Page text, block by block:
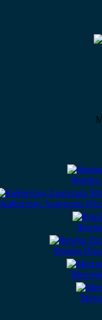
Φανάρι
Καθρέπτης Αριστερός
Φανάρι